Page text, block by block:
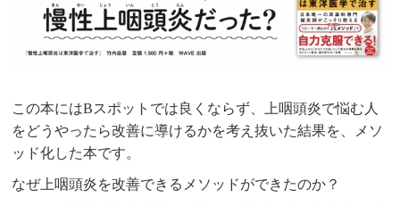
この本にはBスポットでは良くならず、上咽頭炎で悩む人
をどうやったら改善に導けるかを考え抜いた結果を、メソ
ッド化した本です。
なぜ上咽頭炎を改善できるメソッドができたのか？